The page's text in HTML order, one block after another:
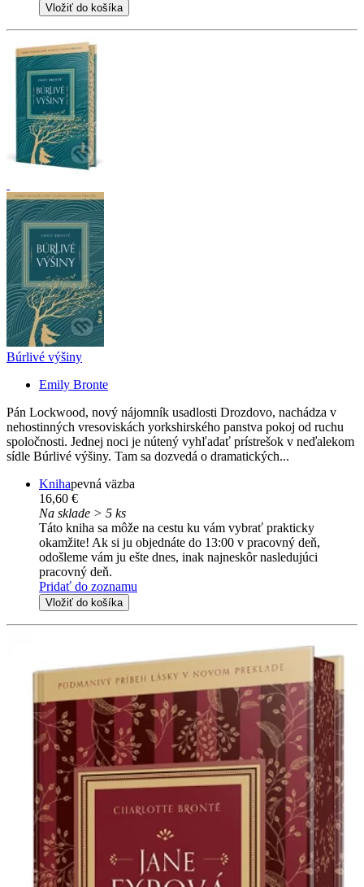
Vložiť do košíka
Búrlivé výšiny
Emily Bronte
Pán Lockwood, nový nájomník usadlosti Drozdovo, nachádza v
nehostinných vresoviskách yorkshirského panstva pokoj od ruchu
spoločnosti. Jednej noci je nútený vyhľadať prístrešok v neďalekom
sídle Búrlivé výšiny. Tam sa dozvedá o dramatických...
Knihapevná väzba
16,60 €
Na sklade > 5 ks
Táto kniha sa môže na cestu ku vám vybrať prakticky
okamžite! Ak si ju objednáte do 13:00 v pracovný deň,
odošleme vám ju ešte dnes, inak najneskôr nasledujúci
pracovný deň.
Pridať do zoznamu
Vložiť do košíka